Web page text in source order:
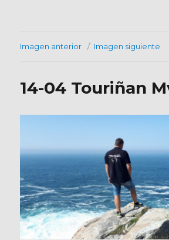
Imagen anterior Imagen siguiente
14-04 Touriñan